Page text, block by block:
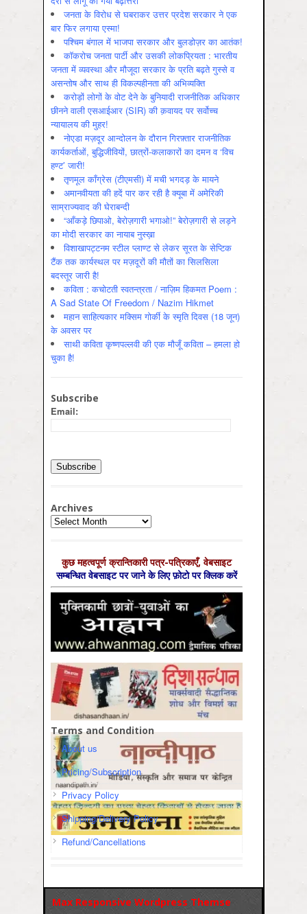
जनता के विरोध से घबराकर उत्तर प्रदेश सरकार ने एक
बार फिर लगाया एस्मा!
पश्चिम बंगाल में भाजपा सरकार और बुलडोज़र का आतंक!
कॉकरोच जनता पार्टी और उसकी लोकप्रियता : भारतीय
जनता में व्‍यवस्‍था और मौजूदा सरकार के प्रति बढ़ते गुस्‍से व
असन्‍तोष और साथ ही विकल्‍पहीनता की अभिव्‍यक्ति
करोड़ों लोगों के वोट देने के बुनियादी राजनीतिक अधिकार
छीनने वाली एसआईआर (SIR) की क़वायद पर सर्वोच्च
न्यायालय की मुहर!
नोएडा मज़दूर आन्दोलन के दौरान गिरफ़्तार राजनीतिक
कार्यकर्ताओं, बुद्धिजीवियों, छात्रों-कलाकारों का दमन व ‘विच
हण्ट’ जारी!
तृणमूल काँग्रेस (टीएमसी) में मची भगदड़ के मायने
अमानवीयता की हदें पार कर रही है क्यूबा में अमेरिकी
साम्राज्यवाद की घेराबन्दी
“आँकड़े छिपाओ, बेरोज़गारी भगाओ!” बेरोज़गारी से लड़ने
का मोदी सरकार का नायाब नुस्ख़ा
विशाखापट्टनम स्टील प्लाण्ट से लेकर सूरत के सेप्टिक
टैंक तक कार्यस्थल पर मज़दूरों की मौतों का सिलसिला
बदस्तूर जारी है!
कविता : कचोटती स्वतन्त्रता / नाज़िम हिकमत Poem :
A Sad State Of Freedom / Nazim Hikmet
महान साहित्यकार मक्सिम गोर्की के स्मृति दिवस (18 जून)
के अवसर पर
साथी कविता कृष्णपल्लवी की एक मौजूँ कविता – हमला हो
चुका है!
Subscribe
Email:
Archives
Archives
कुछ महत्‍वपूर्ण क्रान्तिकारी पत्र-पत्रिकाएँ, वेबसाइट
सम्‍बन्धित वेबसाइट पर जाने के लिए फ़ोटो पर क्लिक करें
Terms and Condition
About us
Pricing/Subscription
Privacy Policy
Shipping/Delivery Policy
Refund/Cancellations
Max Responsive Wordpress Themse